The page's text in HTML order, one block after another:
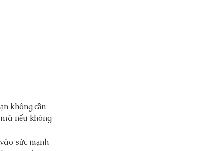
không cần
nếu không
sức mạnh